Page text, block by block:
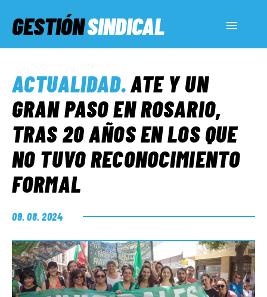
GESTIÓNSINDICAL
SERVICIOS SOCIALES
INFORMES ESPECIALES
FUERA DE MEGÁFONO
EL LADO «G»
ACTUALIDAD.ATE Y UN
GRAN PASO EN ROSARIO,
TRAS 20 AÑOS EN LOS QUE
NO TUVO RECONOCIMIENTO
FORMAL
09. 08. 2024